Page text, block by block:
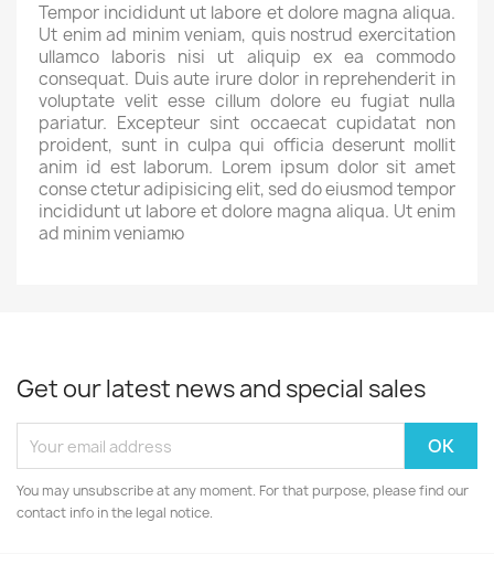
Tempor incididunt ut labore et dolore magna aliqua.
Ut enim ad minim veniam, quis nostrud exercitation
ullamco laboris nisi ut aliquip ex ea commodo
consequat. Duis aute irure dolor in reprehenderit in
voluptate velit esse cillum dolore eu fugiat nulla
pariatur. Excepteur sint occaecat cupidatat non
proident, sunt in culpa qui officia deserunt mollit
anim id est laborum. Lorem ipsum dolor sit amet
conse ctetur adipisicing elit, sed do eiusmod tempor
incididunt ut labore et dolore magna aliqua. Ut enim
ad minim veniamю
Get our latest news and special sales
You may unsubscribe at any moment. For that purpose, please find our
contact info in the legal notice.